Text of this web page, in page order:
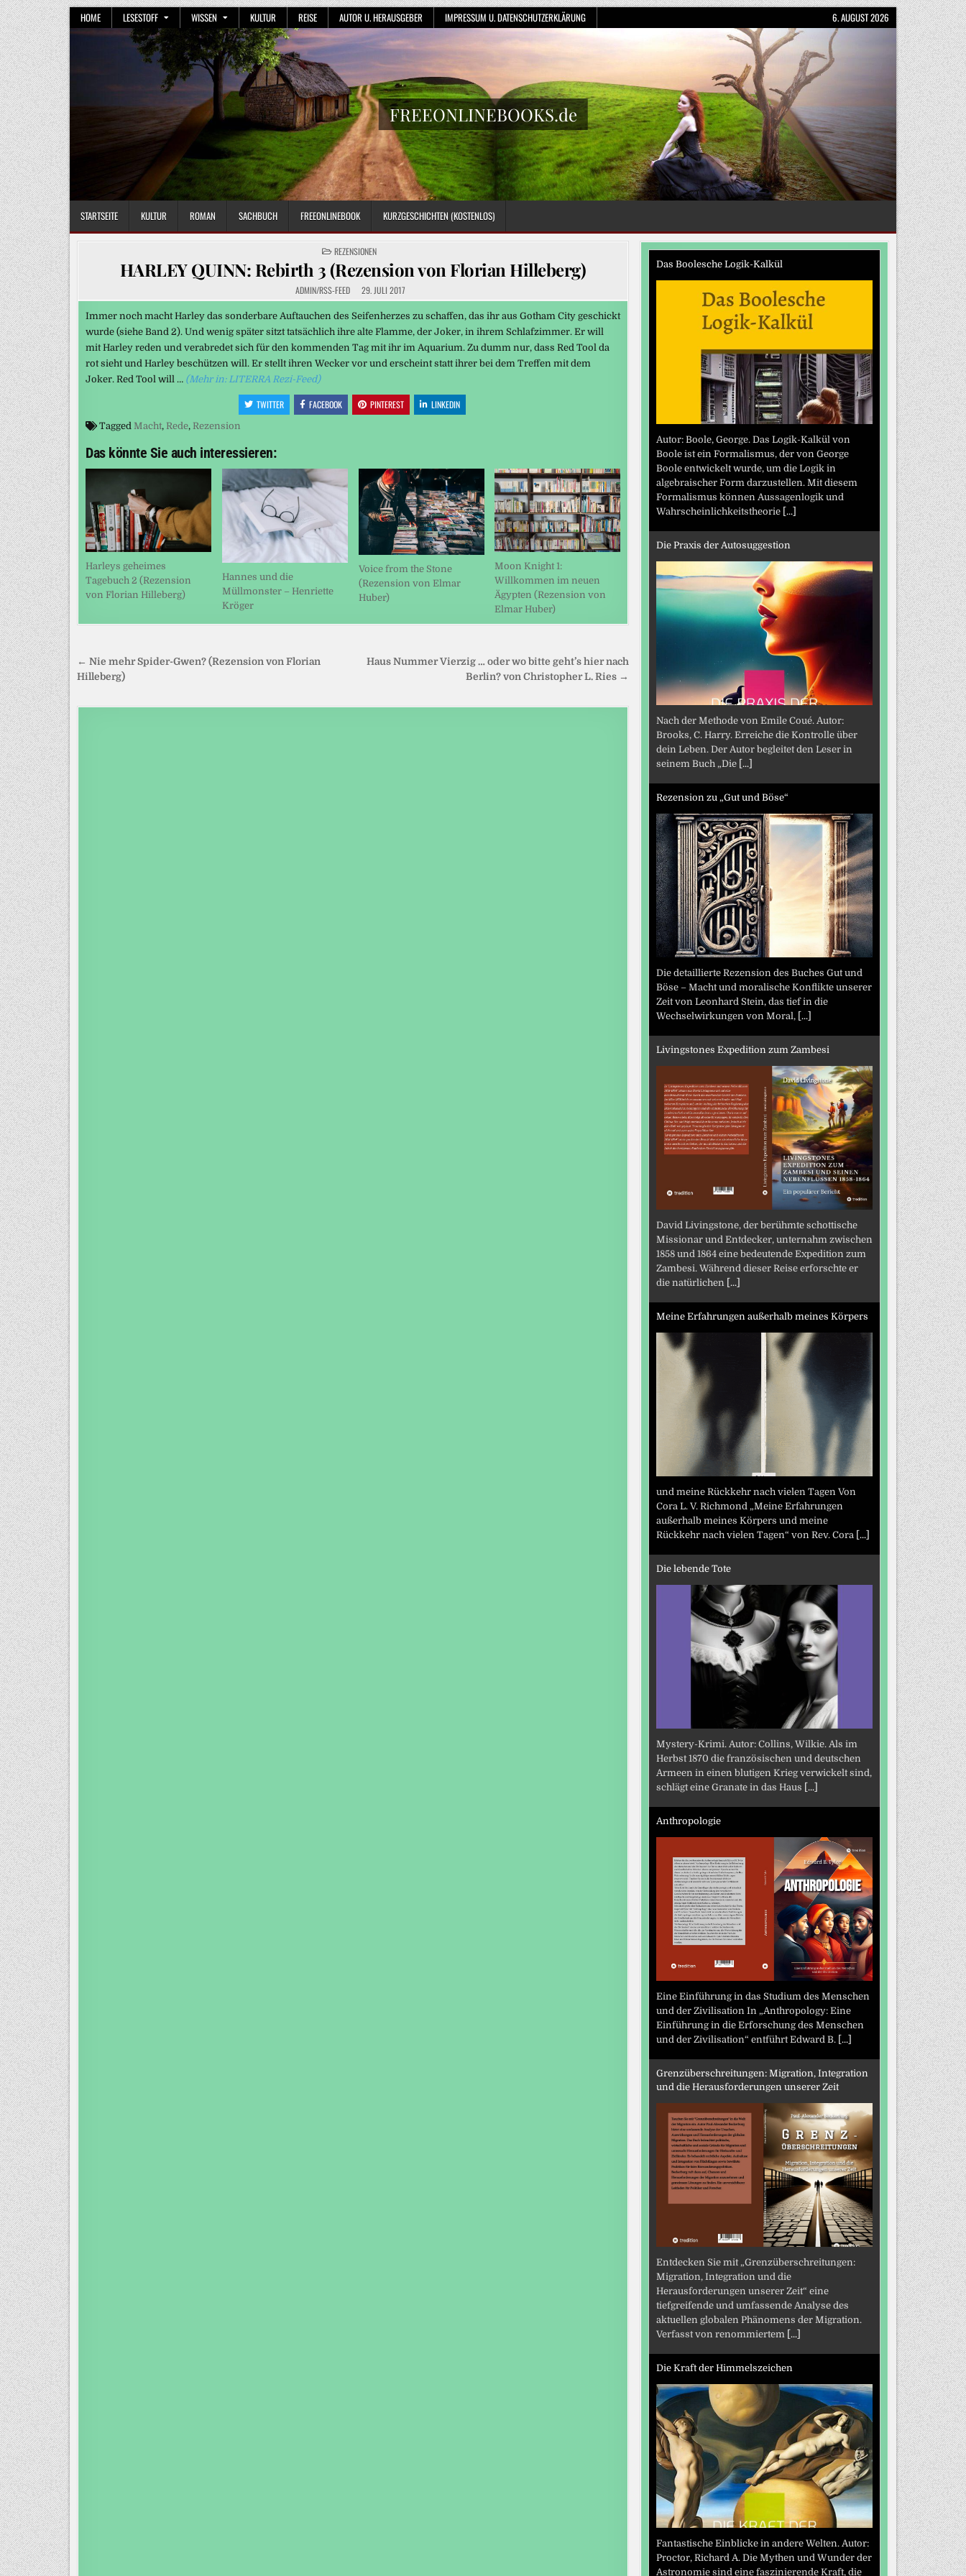
Skip
to
content
HOME LESESTOFF WISSEN KULTUR REISE AUTOR U. HERAUSGEBER IMPRESSUM U. DATENSCHUTZERKLÄRUNG 6. AUGUST 2026
FREEONLINEBOOKS.de
STARTSEITE KULTUR ROMAN SACHBUCH FREEONLINEBOOK KURZGESCHICHTEN (KOSTENLOS)
POSTED
IN
REZENSIONEN
HARLEY QUINN: Rebirth 3 (Rezension von Florian Hilleberg)
ADMIN/RSS-FEED 29. JULI 2017
Immer noch macht Harley das sonderbare Auftauchen des Seifenherzes zu schaffen, das ihr aus Gotham City geschickt
wurde (siehe Band 2). Und wenig später sitzt tatsächlich ihre alte Flamme, der Joker, in ihrem Schlafzimmer. Er will
mit Harley reden und verabredet sich für den kommenden Tag mit ihr im Aquarium. Zu dumm nur, dass Red Tool da
rot sieht und Harley beschützen will. Er stellt ihren Wecker vor und erscheint statt ihrer bei dem Treffen mit dem
Joker. Red Tool will … (Mehr in: LITERRA Rezi-Feed)
TWITTER FACEBOOK PINTEREST LINKEDIN
Tagged Macht, Rede, Rezension
Das könnte Sie auch interessieren:
Harleys geheimes
Tagebuch 2 (Rezension
von Florian Hilleberg)
Hannes und die
Müllmonster – Henriette
Kröger
Voice from the Stone
(Rezension von Elmar
Huber)
Moon Knight 1:
Willkommen im neuen
Ägypten (Rezension von
Elmar Huber)
Beitragsnavigation
Haus Nummer Vierzig … oder wo bitte geht’s hier nach
Berlin? von Christopher L. Ries →
← Nie mehr Spider-Gwen? (Rezension von Florian
Hilleberg)
Das Boolesche Logik-Kalkül
Autor: Boole, George. Das Logik-Kalkül von
Boole ist ein Formalismus, der von George
Boole entwickelt wurde, um die Logik in
algebraischer Form darzustellen. Mit diesem
Formalismus können Aussagenlogik und
Wahrscheinlichkeitstheorie [...]
Die Praxis der Autosuggestion
Nach der Methode von Emile Coué. Autor:
Brooks, C. Harry. Erreiche die Kontrolle über
dein Leben. Der Autor begleitet den Leser in
seinem Buch „Die [...]
Rezension zu „Gut und Böse“
Die detaillierte Rezension des Buches Gut und
Böse – Macht und moralische Konflikte unserer
Zeit von Leonhard Stein, das tief in die
Wechselwirkungen von Moral, [...]
Livingstones Expedition zum Zambesi
David Livingstone, der berühmte schottische
Missionar und Entdecker, unternahm zwischen
1858 und 1864 eine bedeutende Expedition zum
Zambesi. Während dieser Reise erforschte er
die natürlichen [...]
Meine Erfahrungen außerhalb meines Körpers
und meine Rückkehr nach vielen Tagen Von
Cora L. V. Richmond „Meine Erfahrungen
außerhalb meines Körpers und meine
Rückkehr nach vielen Tagen“ von Rev. Cora [...]
Die lebende Tote
Mystery-Krimi. Autor: Collins, Wilkie. Als im
Herbst 1870 die französischen und deutschen
Armeen in einen blutigen Krieg verwickelt sind,
schlägt eine Granate in das Haus [...]
Anthropologie
Eine Einführung in das Studium des Menschen
und der Zivilisation In „Anthropology: Eine
Einführung in die Erforschung des Menschen
und der Zivilisation“ entführt Edward B. [...]
Grenzüberschreitungen: Migration, Integration
und die Herausforderungen unserer Zeit
Entdecken Sie mit „Grenzüberschreitungen:
Migration, Integration und die
Herausforderungen unserer Zeit“ eine
tiefgreifende und umfassende Analyse des
aktuellen globalen Phänomens der Migration.
Verfasst von renommiertem [...]
Die Kraft der Himmelszeichen
Fantastische Einblicke in andere Welten. Autor:
Proctor, Richard A. Die Mythen und Wunder der
Astronomie sind eine faszinierende Kraft, die